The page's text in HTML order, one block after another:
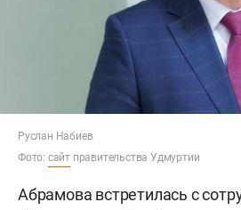
Руслан Набиев
Фото: сайт правительства Удмуртии
Абрамова встретилась с